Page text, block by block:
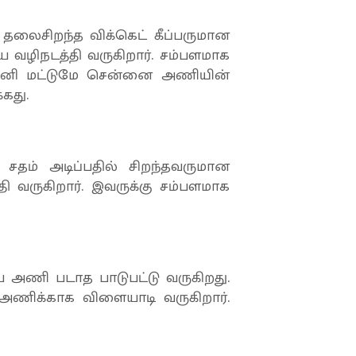
விக்கெட் கீப்பருமான
வருகிறார். சம்பளமாக
மட்டுமே சென்னை அணியின்
அடிப்பதில் சிறந்தவருமான
இவருக்கு சம்பளமாக
படாத பாடுபட்டு வருகிறது.
விளையாடி வருகிறார்.